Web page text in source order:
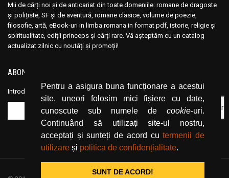
Pentru a asigura buna funcționare a acestui
site, uneori folosim mici fișiere cu date,
cunoscute sub numele de cookie-uri.
Continuând să utilizați site-ul nostru,
acceptați și sunteți de acord cutermenii de
utilizare și politica de confidențialitate.
SUNT DE ACORD!
Mii de cărți noi și de anticariat din toate domeniile: romane de dragoste
și polițiste, SF și de aventură, romane clasice, volume de poezie,
filosofie, artă, eBook-uri in limba romana in format pdf, istorie, religie și
spiritualitate, ediții princeps și cărți rare. Vă așteptăm cu un catalog
actualizat zilnic cu noutăți și promoții!
ABONEAZĂ-TE LA NEWSLETTER
Introduceți adresa dvs. de email și dați click pe butonul de abonare.